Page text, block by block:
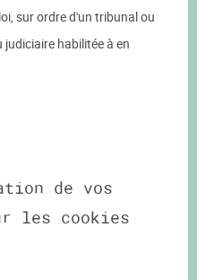
sur ordre d'un tribunal ou
habilitée à en
de vos
les cookies